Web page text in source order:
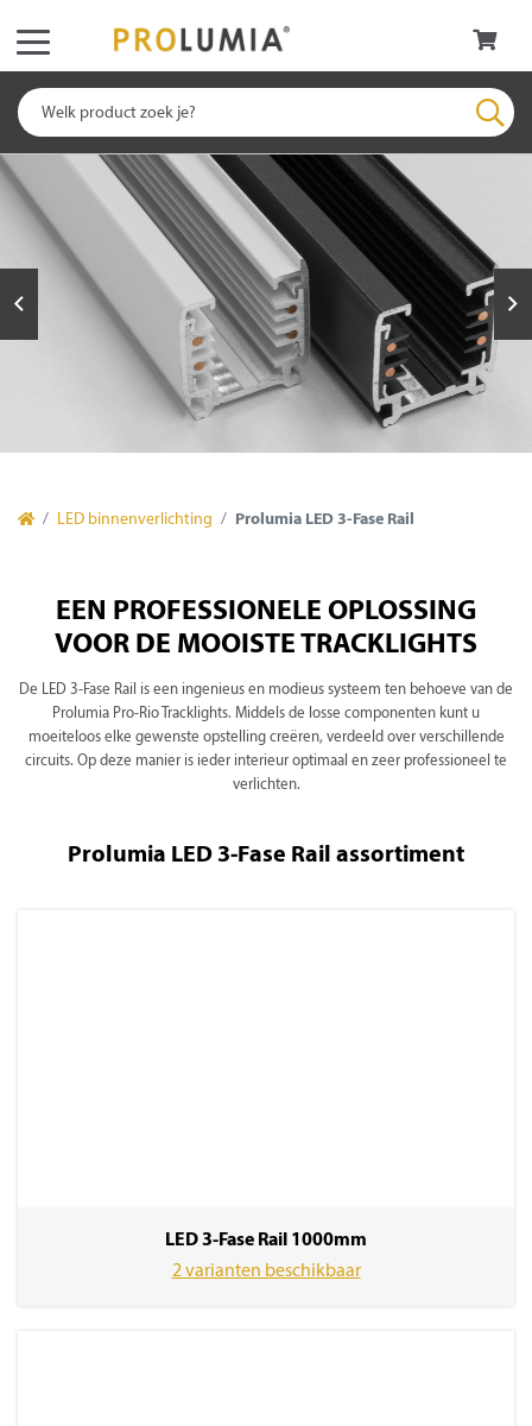
LED binnenverlichting Prolumia LED 3-Fase Rail
EEN PROFESSIONELE OPLOSSING
VOOR DE MOOISTE TRACKLIGHTS
De LED 3-Fase Rail is een ingenieus en modieus systeem ten behoeve van de
Prolumia Pro-Rio Tracklights. Middels de losse componenten kunt u
moeiteloos elke gewenste opstelling creëren, verdeeld over verschillende
circuits. Op deze manier is ieder interieur optimaal en zeer professioneel te
verlichten.
Prolumia LED 3-Fase Rail assortiment
LED 3-Fase Rail 1000mm
2 varianten beschikbaar